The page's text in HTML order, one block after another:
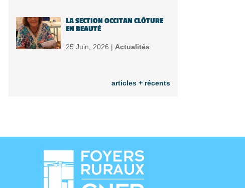
LA SECTION OCCITAN CLÔTURE
EN BEAUTÉ
25 Juin, 2026 | Actualités
articles + récents